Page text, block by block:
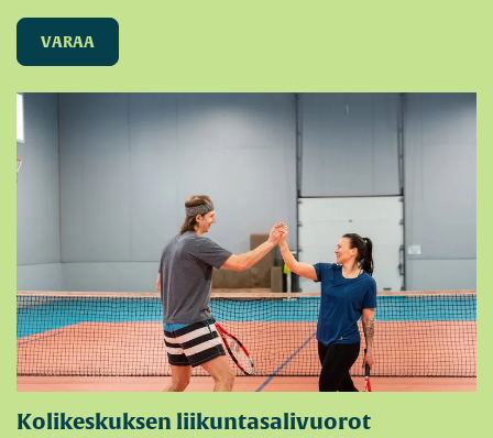
VARAA
Kolikeskuksen liikuntasalivuorot